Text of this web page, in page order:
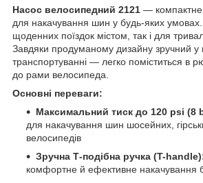
Насос велосипедний 2121 — компактне
для накачування шин у будь-яких умовах.
щоденних поїздок містом, так і для
Завдяки продуманому дизайну зручний у
транспортуванні — легко поміститься в
до рами велосипеда.
Основні переваги:
Максимальний тиск до 120 psi (8
для накачування шин шосейних,
велосипедів
Зручна Т-подібна ручка (T-
комфортне й ефективне накачування